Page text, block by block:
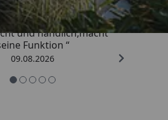
und handlich,macht
Funktion “
09.08.2026